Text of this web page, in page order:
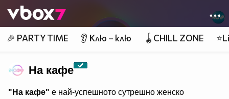
👾
🎉 PARTY TIME 👂 Клю – клю 🪀CHILL ZONE
На кафе
"На кафе" е най-успешното сутрешно женско